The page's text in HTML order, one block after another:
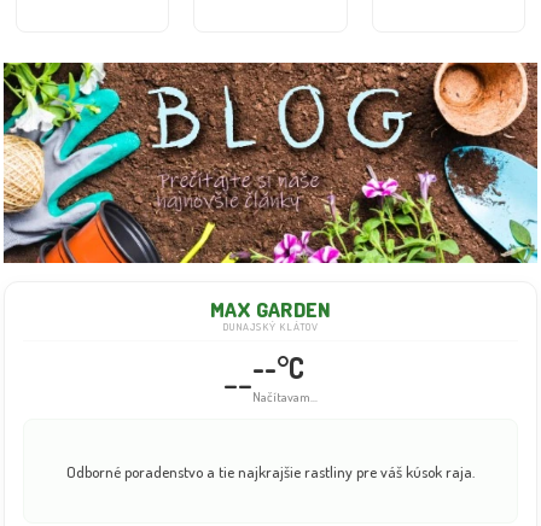
MAX GARDEN
DUNAJSKÝ KLÁTOV
--°C
Info dočasne nedostupné
Odborné poradenstvo a tie najkrajšie rastliny pre váš kúsok raja.